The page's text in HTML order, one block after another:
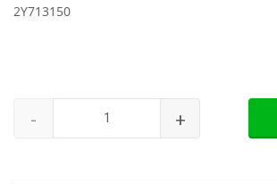
2Y713150
- +